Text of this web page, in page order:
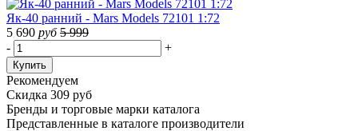
Як-40 ранний - Mars Models 72101 1:72
5 690 руб 5 999
-
+
Купить
Рекомендуем
Скидка 309 руб
Бренды и торговые марки каталога
Представленные в каталоге производители